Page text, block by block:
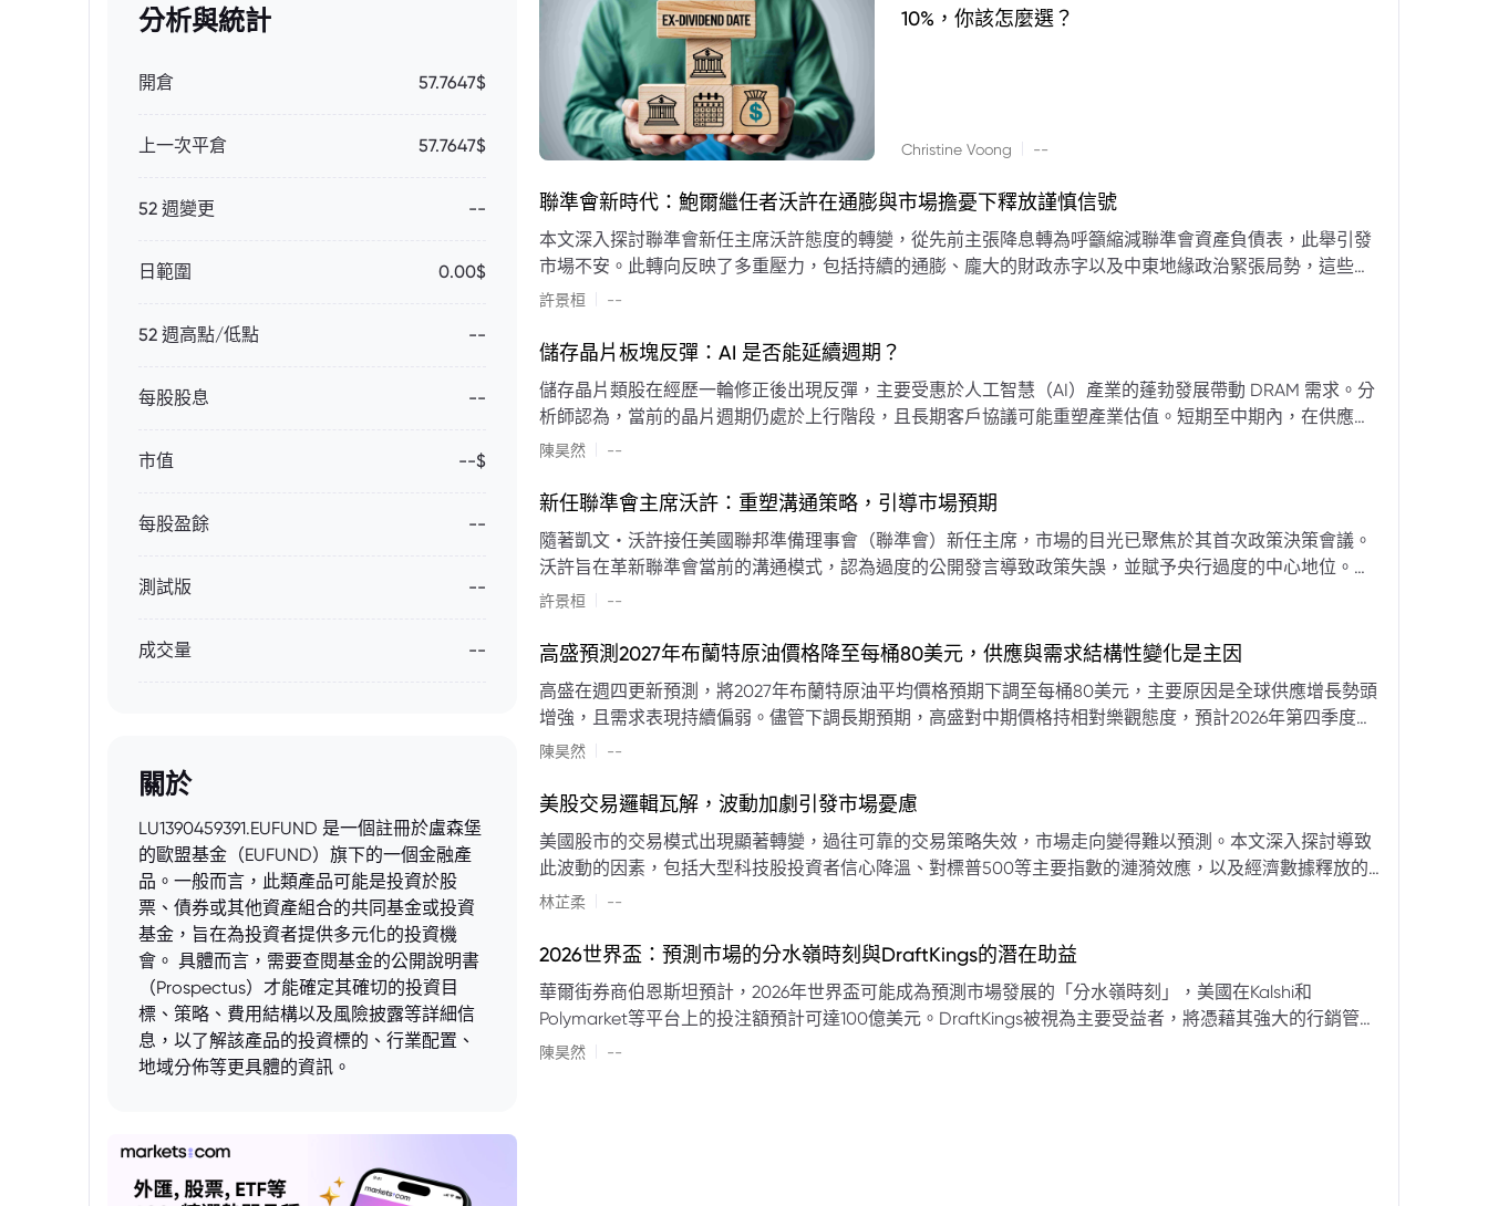
分析與統計
開倉 57.7647$
上一次平倉 57.7647$
52 週變更 --
日範圍 0.00$
52 週高點/低點 --
每股股息 --
市值 --$
每股盈餘 --
測試版 --
成交量 --
關於
LU1390459391.EUFUND 是一個註冊於盧森堡
的歐盟基金（EUFUND）旗下的一個金融產
品。一般而言，此類產品可能是投資於股
票、債券或其他資產組合的共同基金或投資
基金，旨在為投資者提供多元化的投資機
會。 具體而言，需要查閱基金的公開說明書
（Prospectus）才能確定其確切的投資目
標、策略、費用結構以及風險披露等詳細信
息，以了解該產品的投資標的、行業配置、
地域分佈等更具體的資訊。
10%，你該怎麼選？
Christine Voong --
聯準會新時代：鮑爾繼任者沃許在通膨與市場擔憂下釋放謹慎信號
本文深入探討聯準會新任主席沃許態度的轉變，從先前主張降息轉為呼籲縮減聯準會資產負債表，此舉引發
市場不安。此轉向反映了多重壓力，包括持續的通膨、龐大的財政赤字以及中東地緣政治緊張局勢，這些因
素限制了聯準會實施降息或激進縮減資產負債表的空間。專家預計將進入政策觀望期，重點將放在維持較高
許景桓 --
儲存晶片板塊反彈：AI 是否能延續週期？
儲存晶片類股在經歷一輪修正後出現反彈，主要受惠於人工智慧（AI）產業的蓬勃發展帶動 DRAM 需求。分
析師認為，當前的晶片週期仍處於上行階段，且長期客戶協議可能重塑產業估值。短期至中期內，在供應受
限的支撐下，價格預期將持續走高。
陳昊然 --
新任聯準會主席沃許：重塑溝通策略，引導市場預期
隨著凱文・沃許接任美國聯邦準備理事會（聯準會）新任主席，市場的目光已聚焦於其首次政策決策會議。
沃許旨在革新聯準會當前的溝通模式，認為過度的公開發言導致政策失誤，並賦予央行過度的中心地位。他
計畫重塑政策預期的發布方式及其頻率，目標是減少對預期市場信號的依賴，並強化對經濟基本面的關注。
許景桓 --
高盛預測2027年布蘭特原油價格降至每桶80美元，供應與需求結構性變化是主因
高盛在週四更新預測，將2027年布蘭特原油平均價格預期下調至每桶80美元，主要原因是全球供應增長勢頭
增強，且需求表現持續偏弱。儘管下調長期預期，高盛對中期價格持相對樂觀態度，預計2026年第四季度布
蘭特原油均價為每桶90美元。該行認為，美國、巴西、圭亞那、委內瑞拉及阿聯酋的產量提升，加上需求端
其影響低於預期，二季度的全球供應缺口（每日500萬至600萬桶）因需求疲軟和市場已存在的供過於求而
口受阻持續，2026年底油價可能升至每桶110美元以上，極端情況下2027年甚至可能觸及140美元。相對地，
若供應快速恢復且需求進一步走弱，2026年底油價可能回落至每桶70美元左右，2027年則可能降至每桶60
美元。
陳昊然 --
美股交易邏輯瓦解，波動加劇引發市場憂慮
美國股市的交易模式出現顯著轉變，過往可靠的交易策略失效，市場走向變得難以預測。本文深入探討導致
此波動的因素，包括大型科技股投資者信心降溫、對標普500等主要指數的漣漪效應，以及經濟數據釋放的
矛盾信號。專家意見顯示，雙向交易與市場震盪加劇將成為新常態。重點摘要包括：先前「逢低買入」策略
點：** * **交易邏輯轉變：** 順勢做多的市場邏輯已瓦解，市場走向變得難以預測。 * **科技股信心減弱：**
現顯著的單日反轉幅度，整體市場穩定性大幅下降。 * **經濟數據拉扯：** 經濟數據表現出韌性與聯準會緊
縮貨幣政策預期升溫之間形成拉扯，加劇市場不確定性。 * **專家預期：** 預計將持續出現板塊輪動與風格
切換，投資者意見分歧程度處於極高水平。 * **聚焦聯準會：** 聯準會的利率決議及後續記者會，被視為短
林芷柔 --
2026世界盃：預測市場的分水嶺時刻與DraftKings的潛在助益
華爾街券商伯恩斯坦預計，2026年世界盃可能成為預測市場發展的「分水嶺時刻」，美國在Kalshi和
Polymarket等平台上的投注額預計可達100億美元。DraftKings被視為主要受益者，將憑藉其強大的行銷管
道、西班牙語轉播權以及對預測市場業務的拓展，為即將到來的NFL賽季做準備。
陳昊然 --